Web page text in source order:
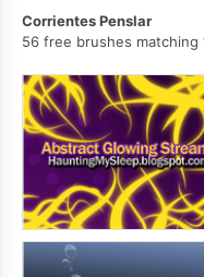
Corrientes Penslar
56 free brushes matching